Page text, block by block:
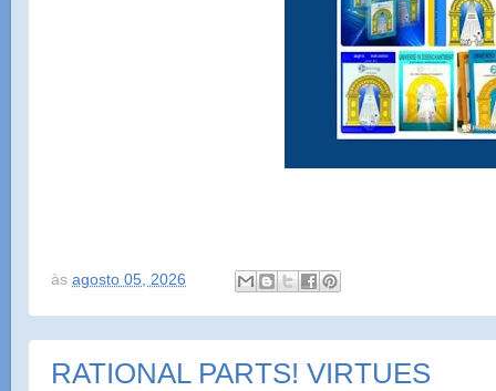
às agosto 05, 2026
RATIONAL PARTS! VIRTUES